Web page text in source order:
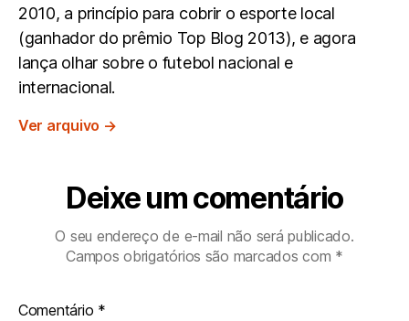
2010, a princípio para cobrir o esporte local
(ganhador do prêmio Top Blog 2013), e agora
lança olhar sobre o futebol nacional e
internacional.
Ver arquivo →
Deixe um comentário
O seu endereço de e-mail não será publicado.
Campos obrigatórios são marcados com *
Comentário *